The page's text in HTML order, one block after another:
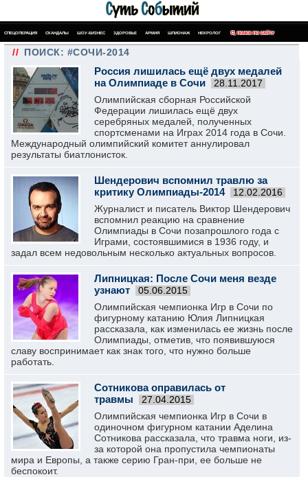
СПЕЦОПЕРАЦИЯ СКАНДАЛЫ ШОУ-БИЗНЕС ЗДОРОВЬЕ АРМИЯ ШПИОНАЖ НЕКРОЛОГ ПОИСК ПО САЙТУ
// ПОИСК: #СОЧИ-2014
Россия лишилась ещё двух медалей
на Олимпиаде в Сочи
28.11.2017
Олимпийская сборная Российской
Федерации лишилась ещё двух
серебряных медалей, полученных
спортсменами на Играх 2014 года в Сочи.
Международный олимпийский комитет аннулировал
результаты биатлонисток.
Шендерович вспомнил травлю за
критику Олимпиады-2014
12.02.2016
Журналист и писатель Виктор Шендерович
вспомнил реакцию на сравнение
Олимпиады в Сочи позапрошлого года с
Играми, состоявшимися в 1936 году, и
задал всем недовольным несколько актуальных вопросов.
Липницкая: После Сочи меня везде
узнают
05.06.2015
Олимпийская чемпионка Игр в Сочи по
фигурному катанию Юлия Липницкая
рассказала, как изменилась ее жизнь после
Олимпиады, отметив, что появившуюся
славу воспринимает как знак того, что нужно больше
работать.
Сотникова оправилась от
травмы
27.04.2015
Олимпийская чемпионка Игр в Сочи в
одиночном фигурном катании Аделина
Сотникова рассказала, что травма ноги, из-
за которой она пропустила чемпионаты
мира и Европы, а также серию Гран-при, ее больше не
беспокоит.